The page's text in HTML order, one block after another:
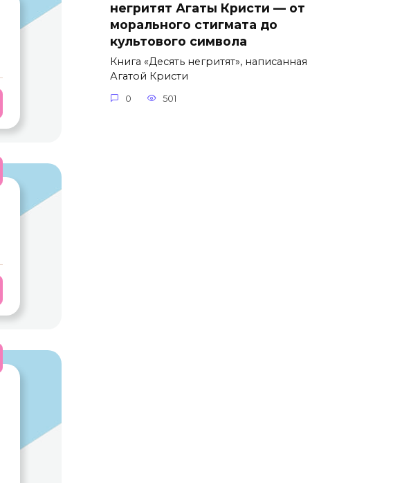
негритят Агаты Кристи — от
морального стигмата до
культового символа
Книга «Десять негритят», написанная
Агатой Кристи
0 501